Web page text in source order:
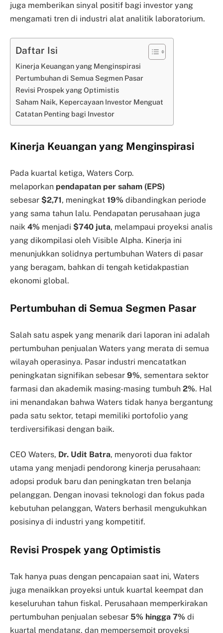
juga memberikan sinyal positif bagi investor yang
mengamati tren di industri alat analitik laboratorium.
Daftar Isi
Kinerja Keuangan yang Menginspirasi
Pertumbuhan di Semua Segmen Pasar
Revisi Prospek yang Optimistis
Saham Naik, Kepercayaan Investor Menguat
Catatan Penting bagi Investor
Kinerja Keuangan yang Menginspirasi
Pada kuartal ketiga, Waters Corp.
melaporkan pendapatan per saham (EPS)
sebesar $2,71, meningkat 19% dibandingkan periode
yang sama tahun lalu. Pendapatan perusahaan juga
naik 4% menjadi $740 juta, melampaui proyeksi analis
yang dikompilasi oleh Visible Alpha. Kinerja ini
menunjukkan solidnya pertumbuhan Waters di pasar
yang beragam, bahkan di tengah ketidakpastian
ekonomi global.
Pertumbuhan di Semua Segmen Pasar
Salah satu aspek yang menarik dari laporan ini adalah
pertumbuhan penjualan Waters yang merata di semua
wilayah operasinya. Pasar industri mencatatkan
peningkatan signifikan sebesar 9%, sementara sektor
farmasi dan akademik masing-masing tumbuh 2%. Hal
ini menandakan bahwa Waters tidak hanya bergantung
pada satu sektor, tetapi memiliki portofolio yang
terdiversifikasi dengan baik.
CEO Waters, Dr. Udit Batra, menyoroti dua faktor
utama yang menjadi pendorong kinerja perusahaan:
adopsi produk baru dan peningkatan tren belanja
pelanggan. Dengan inovasi teknologi dan fokus pada
kebutuhan pelanggan, Waters berhasil mengukuhkan
posisinya di industri yang kompetitif.
Revisi Prospek yang Optimistis
Tak hanya puas dengan pencapaian saat ini, Waters
juga menaikkan proyeksi untuk kuartal keempat dan
keseluruhan tahun fiskal. Perusahaan memperkirakan
pertumbuhan penjualan sebesar 5% hingga 7% di
kuartal mendatang, dan mempersempit proyeksi